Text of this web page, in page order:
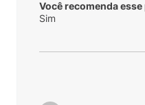
Você recomenda
Sim